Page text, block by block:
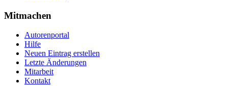
Mitmachen
Autorenportal
Hilfe
Neuen Eintrag erstellen
Letzte Änderungen
Mitarbeit
Kontakt